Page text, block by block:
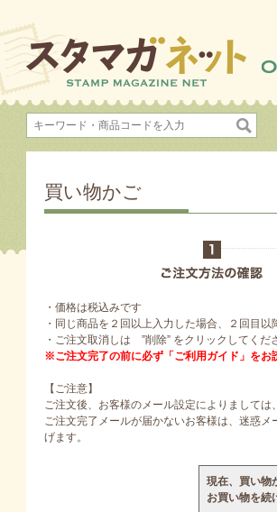
買い物かご
・価格は税込みです
・同じ商品を２回以上入力した場合、２回目
・ご注文取消しは ”削除” をクリックしてくだ
※ご注文完了の前に必ず「ご利用ガイド」をお
【ご注意】
ご注文後、お客様のメール設定によりまして
ご注文完了メールが届かないお客様は、迷惑
げます。
現在、買い物
お買い物を続